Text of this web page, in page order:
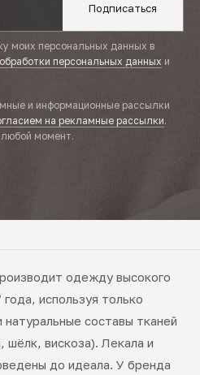
Подписаться
моих персональных данных в
персональных данных и
и информационные рассылки
на рекламные рассылки.
любой момент.
одежду высокого
используя только
составы тканей
шёлк, вискоза). Лекала и
до идеала. У бренда